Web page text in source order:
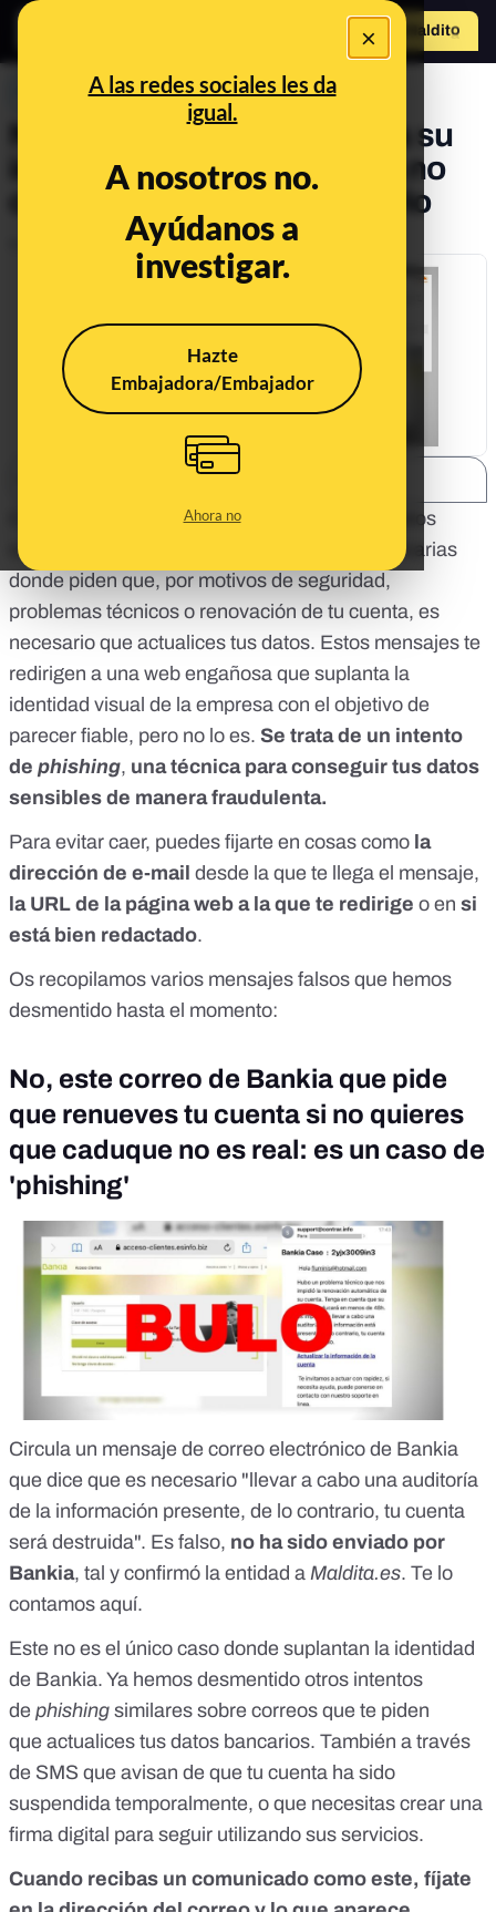
×
A las redes sociales les da
igual.
A nosotros no.
Ayúdanos a
investigar.
Hazte
Embajadora/Embajador
Ahora no
Hazte Maldito
PREBUNKING
No es tu banco aunque sea su
imagen: en qué fijarte para no
caer en un 'phising' bancario
Dec 12, 2019, 10:14:00 PM
Cada cierto tiempo nos preguntáis por supuestos
correos electrónicos o SMS de entidades bancarias
donde piden que, por motivos de seguridad,
problemas técnicos o renovación de tu cuenta, es
necesario que actualices tus datos. Estos mensajes te
redirigen a una web engañosa que suplanta la
identidad visual de la empresa con el objetivo de
parecer fiable, pero no lo es. Se trata de un intento
de phishing, una técnica para conseguir tus datos
sensibles de manera fraudulenta.
Para evitar caer, puedes fijarte en cosas como la
dirección de e-mail desde la que te llega el mensaje,
la URL de la página web a la que te redirige o en si
está bien redactado.
Os recopilamos varios mensajes falsos que hemos
desmentido hasta el momento:
No, este correo de Bankia que pide
que renueves tu cuenta si no quieres
que caduque no es real: es un caso de
'phishing'
Circula un mensaje de correo electrónico de Bankia
que dice que es necesario "llevar a cabo una auditoría
de la información presente, de lo contrario, tu cuenta
será destruida". Es falso, no ha sido enviado por
Bankia, tal y confirmó la entidad a Maldita.es. Te lo
contamos aquí.
Este no es el único caso donde suplantan la identidad
de Bankia. Ya hemos desmentido otros intentos
de phishing similares sobre correos que te piden
que actualices tus datos bancarios. También a través
de SMS que avisan de que tu cuenta ha sido
suspendida temporalmente, o que necesitas crear una
firma digital para seguir utilizando sus servicios.
Cuando recibas un comunicado como este, fíjate